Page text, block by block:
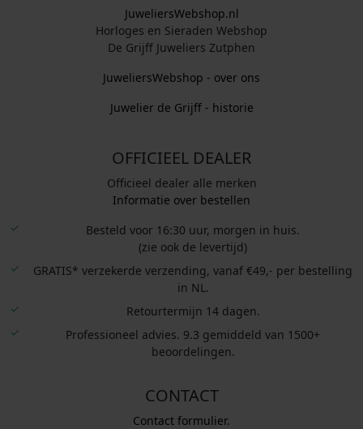
JuweliersWebshop.nl
Horloges en Sieraden Webshop
De Grijff Juweliers Zutphen
JuweliersWebshop - over ons
Juwelier de Grijff - historie
OFFICIEEL DEALER
Officieel dealer alle merken
Informatie over bestellen
Besteld voor 16:30 uur, morgen in huis.
(zie ook de levertijd)
GRATIS* verzekerde verzending, vanaf €49,- per bestelling
in NL.
Retourtermijn 14 dagen.
Professioneel advies. 9.3 gemiddeld van 1500+
beoordelingen.
CONTACT
Contact formulier.